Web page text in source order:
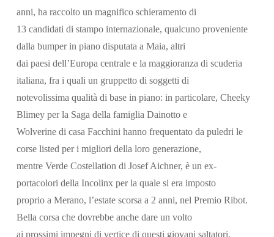
anni, ha raccolto un magnifico schieramento di
13 candidati di stampo internazionale, qualcuno proveniente
dalla bumper in piano disputata a Maia, altri
dai paesi dell’Europa centrale e la maggioranza di scuderia
italiana, fra i quali un gruppetto di soggetti di
notevolissima qualità di base in piano: in particolare, Cheeky
Blimey per la Saga della famiglia Dainotto e
Wolverine di casa Facchini hanno frequentato da puledri le
corse listed per i migliori della loro generazione,
mentre Verde Costellation di Josef Aichner, è un ex-
portacolori della Incolinx per la quale si era imposto
proprio a Merano, l’estate scorsa a 2 anni, nel Premio Ribot.
Bella corsa che dovrebbe anche dare un volto
ai prossimi impegni di vertice di questi giovani saltatori.